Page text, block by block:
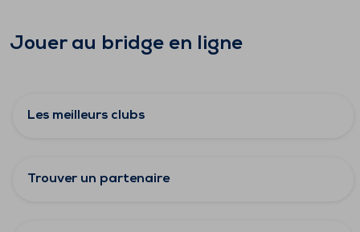
Jouer au bridge en ligne
Les meilleurs clubs
Trouver un partenaire